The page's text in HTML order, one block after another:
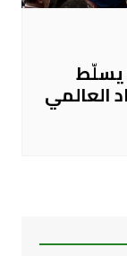
منتدى الطاقة في SPIEF 2026 يسلّط
العالمي